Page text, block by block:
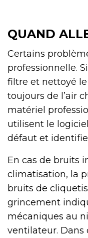
QUAND
Certains
professionnelle.
filtre et nettoyé
toujours de l’air
matériel
utilisent le
défaut et
En cas de bruits
climatisation, la
bruits de
grincement
mécaniques au
ventilateur. Dans